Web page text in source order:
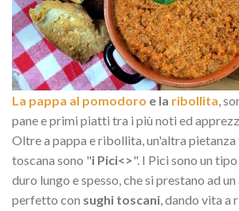
La pappa al pomodoro e la ribollita,
pane e primi piatti tra i più noti ed
Oltre a pappa e ribollita, un'altra
toscana sono "i Pici<>". I Pici sono un
duro lungo e spesso, che si prestano ad
perfetto con sughi toscani, dando vita a